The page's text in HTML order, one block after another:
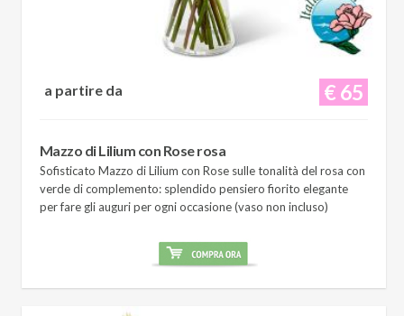
€ 65
a partire da
Mazzo di Lilium con Rose rosa
Sofisticato Mazzo di Lilium con Rose sulle tonalità del rosa con
verde di complemento: splendido pensiero fiorito elegante
per fare gli auguri per ogni occasione (vaso non incluso)